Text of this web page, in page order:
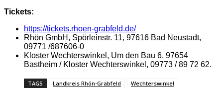
Tickets:
https://tickets.rhoen-grabfeld.de/
Rhön GmbH, Spörleinstr. 11, 97616 Bad Neustadt,
09771 /687606-0
Kloster Wechterswinkel, Um den Bau 6, 97654
Bastheim / Kloster Wechterswinkel, 09773 / 89 72 62.
TAGS Landkreis Rhön-Grabfeld Wechterswinkel